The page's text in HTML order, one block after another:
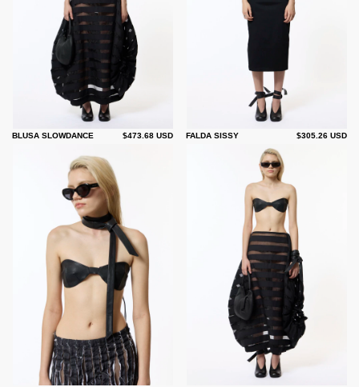
BLUSA SLOWDANCE $473.68 USD FALDA SISSY $305.26 USD